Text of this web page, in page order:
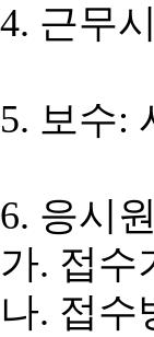
4. 근무
5. 보수:
6. 응시
가. 접수
나. 접수